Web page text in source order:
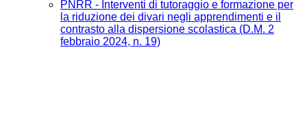
PNRR - Interventi di tutoraggio e formazione per
la riduzione dei divari negli apprendimenti e il
contrasto alla dispersione scolastica (D.M. 2
febbraio 2024, n. 19)